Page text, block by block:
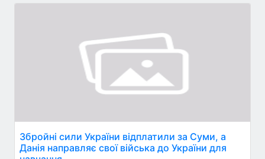
Збройні сили України відплатили за Суми, а
Данія направляє свої війська до України для